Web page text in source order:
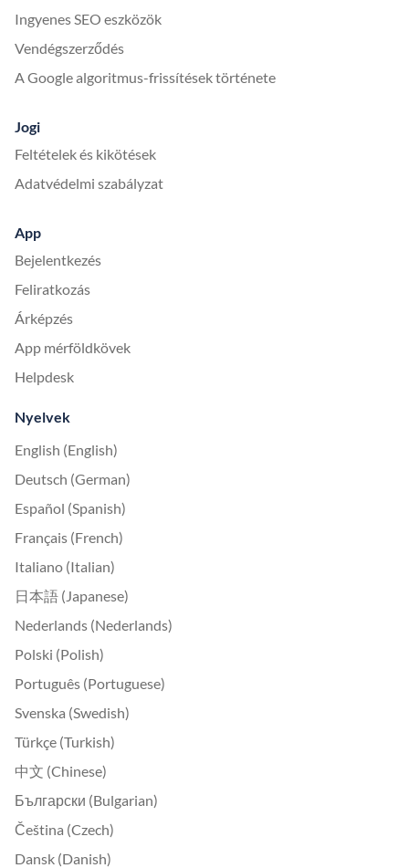
Ingyenes SEO eszközök
Vendégszerződés
A Google algoritmus-frissítések története
Jogi
Feltételek és kikötések
Adatvédelmi szabályzat
App
Bejelentkezés
Feliratkozás
Árképzés
App mérföldkövek
Helpdesk
Nyelvek
English (English)
Deutsch (German)
Español (Spanish)
Français (French)
Italiano (Italian)
日本語 (Japanese)
Nederlands (Nederlands)
Polski (Polish)
Português (Portuguese)
Svenska (Swedish)
Türkçe (Turkish)
中文 (Chinese)
Български (Bulgarian)
Čeština (Czech)
Dansk (Danish)